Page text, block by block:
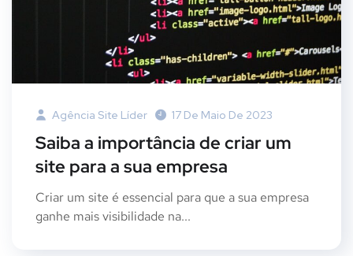
Agência Site Líder 17 De Maio De 2023
Saiba a importância de criar um
site para a sua empresa
Criar um site é essencial para que a sua empresa
ganhe mais visibilidade na...